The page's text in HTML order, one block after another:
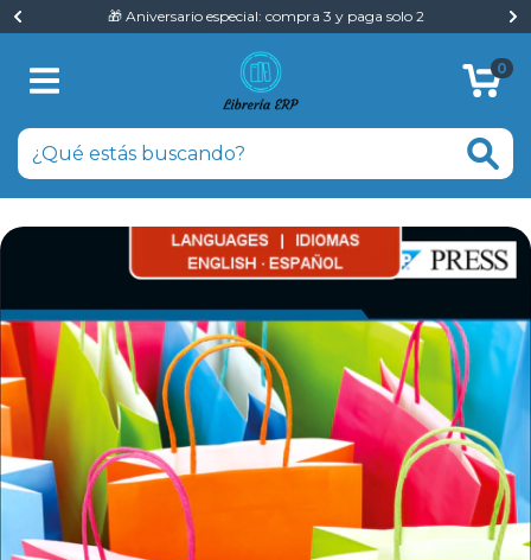
🎁 Aniversario especial: compra 3 y paga solo 2
0